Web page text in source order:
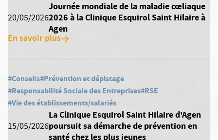
20/05/2026
Journée mondiale de la maladie cœliaque
2026 à la Clinique Esquirol Saint Hilaire à
Agen
En savoir plus
#Conseils#Prévention et dépistage
#Responsabilité Sociale des Entreprises#RSE
#Vie des établissements/salariés
15/05/2026
La Clinique Esquirol Saint Hilaire d'Agen
poursuit sa démarche de prévention en
santé chez les plus jeunes